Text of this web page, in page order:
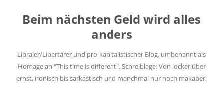
springen
Beim nächsten Geld wird alles
anders
Libraler/Libertärer und pro-kapitalistischer Blog, umbenannt als
Homage an "This time is different". Schreiblage: Von locker über
ernst, ironisch bis sarkastisch und manchmal nur noch makaber.